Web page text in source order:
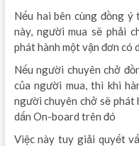
Nếu hai bên cùng đồng
này, người mua sẽ phải
phát hành một vận đơn có
Nếu người chuyên chở
của người mua, thì khi
người chuyên chở sẽ phát
dấn On-board trên đó
Việc này tuy giải quyết